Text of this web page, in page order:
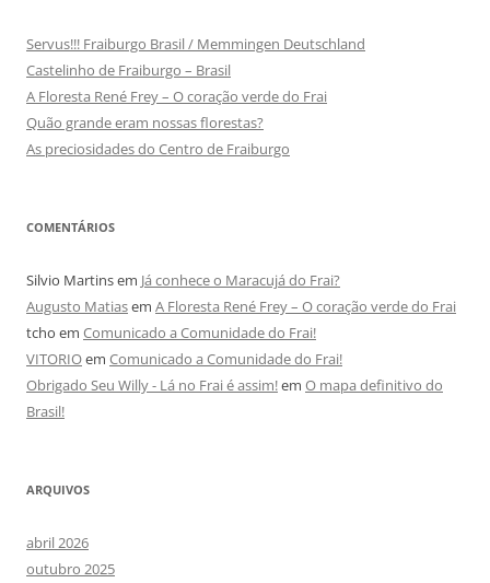
Servus!!! Fraiburgo Brasil / Memmingen Deutschland
Castelinho de Fraiburgo – Brasil
A Floresta René Frey – O coração verde do Frai
Quão grande eram nossas florestas?
As preciosidades do Centro de Fraiburgo
COMENTÁRIOS
Silvio Martinsem Já conhece o Maracujá do Frai?
Augusto Matiasem A Floresta René Frey – O coração verde do Frai
tcho em Comunicado a Comunidade do Frai!
VITORIOem Comunicado a Comunidade do Frai!
Obrigado Seu Willy - Lá no Frai é assim!em O mapa definitivo do
Brasil!
ARQUIVOS
abril 2026
outubro 2025